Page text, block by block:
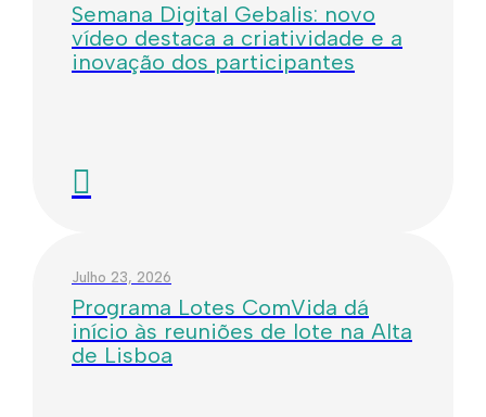
Semana Digital Gebalis: novo
vídeo destaca a criatividade e a
inovação dos participantes
Julho 23, 2026
Programa Lotes ComVida dá
início às reuniões de lote na Alta
de Lisboa